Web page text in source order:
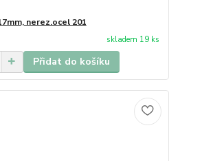
nerez.ocel 201
skladem 19 ks
Přidat do košíku